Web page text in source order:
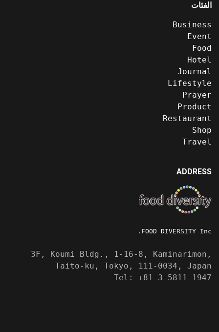
الفئات
Business
Event
Food
Hotel
Journal
Lifestyle
Prayer
Product
Restaurant
Shop
Travel
ADDRESS
FOOD DIVERSITY Inc.
3F, Koumi Bldg., 1-16-8, Kaminarimon,
Taito-ku, Tokyo, 111-0034, Japan
Tel: +81-3-5811-1947